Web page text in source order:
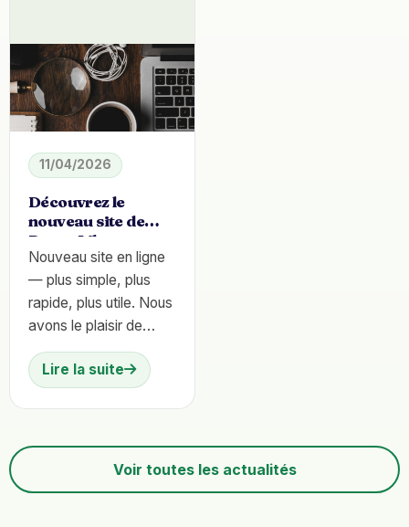
11/04/2026
Découvrez le
nouveau site de
Roues Libres en
Doller
Nouveau site en ligne
— plus simple, plus
rapide, plus utile. Nous
avons le plaisir de
lancer notre nouveau
site : une interface
claire, rapide et
de Masevaux-
Lire la suite
Voir toutes les actualités